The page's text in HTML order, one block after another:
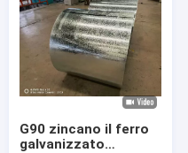
G90 zincano il ferro
galvanizzato